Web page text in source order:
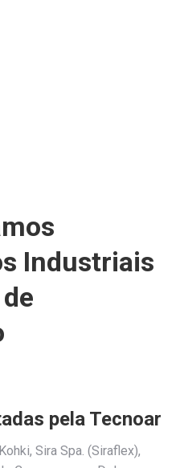
Industriais
pela Tecnoar
Sira Spa. (Siraflex),